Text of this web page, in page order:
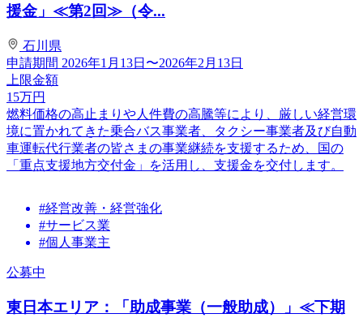
援金」≪第2回≫（令...
石川県
申請期間 2026年1月13日〜2026年2月13日
上限金額
15万円
燃料価格の高止まりや人件費の高騰等により、厳しい経営環
境に置かれてきた乗合バス事業者、タクシー事業者及び自動
車運転代行業者の皆さまの事業継続を支援するため、国の
「重点支援地方交付金」を活用し、支援金を交付します。
#経営改善・経営強化
#サービス業
#個人事業主
公募中
東日本エリア：「助成事業（一般助成）」≪下期